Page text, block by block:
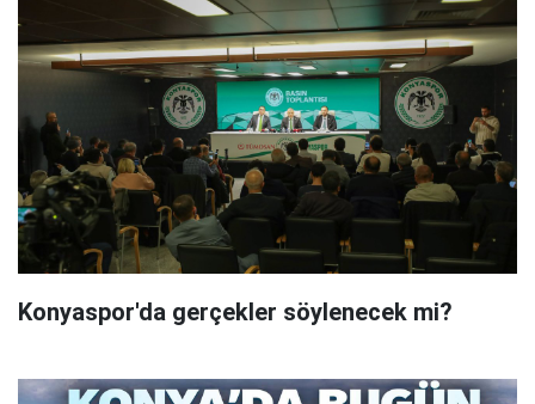
Konyaspor'da gerçekler söylenecek mi?